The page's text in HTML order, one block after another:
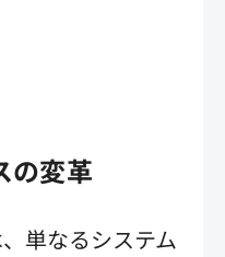
の変革
単なるシステム